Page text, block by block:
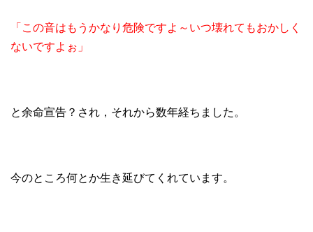
「この音はもうかなり危険ですよ～いつ壊れてもおかしく
ないですよぉ」
と余命宣告？され，それから数年経ちました。
今のところ何とか生き延びてくれています。